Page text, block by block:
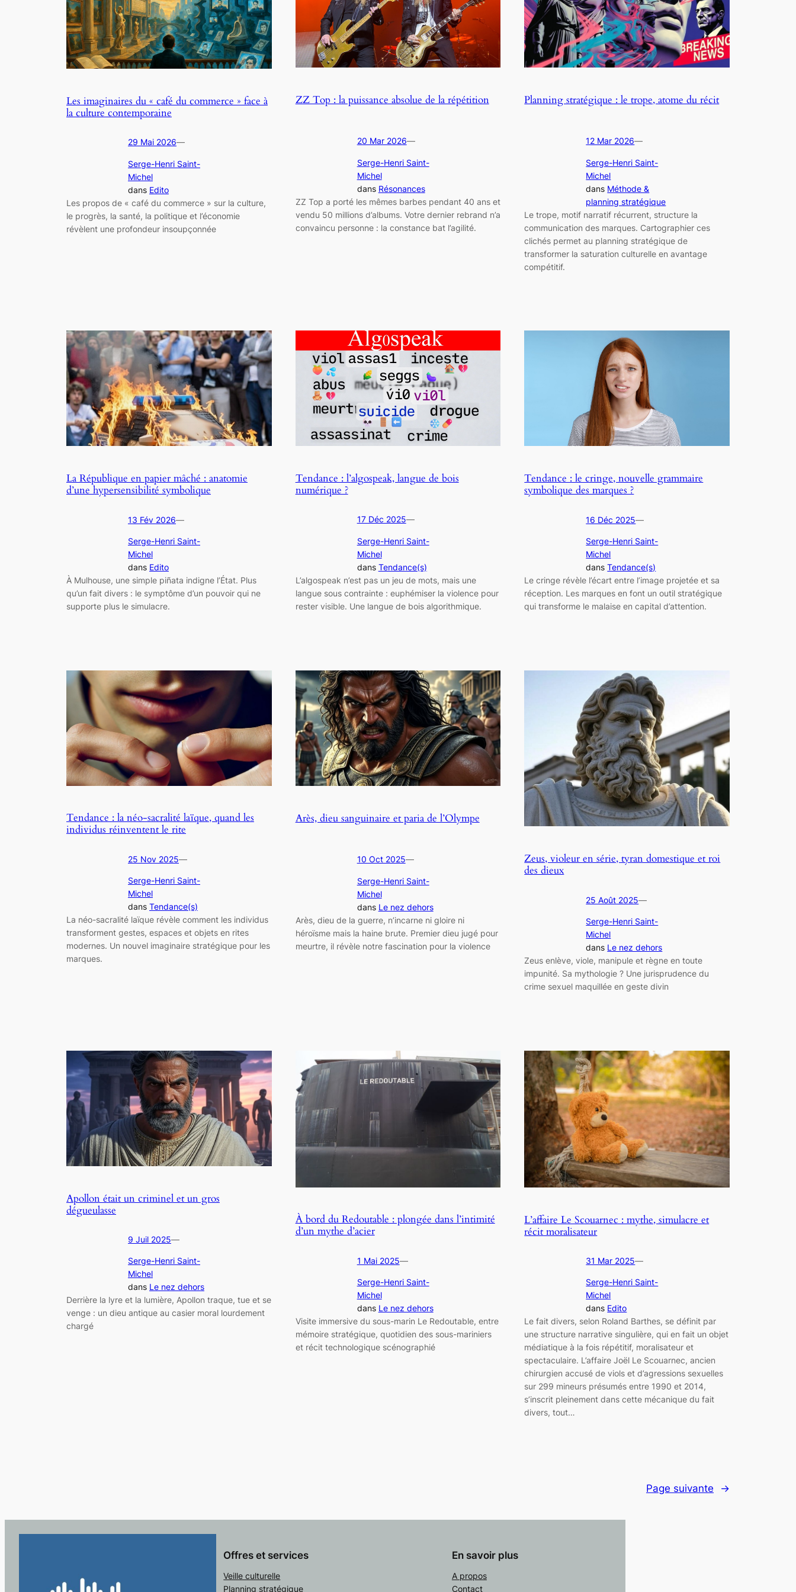
Les imaginaires du « café du commerce » face à
la culture contemporaine
29 Mai 2026—
Serge-Henri Saint-
Michel
dans Edito
Les propos de « café du commerce » sur la culture,
le progrès, la santé, la politique et l’économie
révèlent une profondeur insoupçonnée
ZZ Top : la puissance absolue de la répétition
20 Mar 2026—
Serge-Henri Saint-
Michel
dans Résonances
ZZ Top a porté les mêmes barbes pendant 40 ans et
vendu 50 millions d’albums. Votre dernier rebrand n’a
convaincu personne : la constance bat l’agilité.
Planning stratégique : le trope, atome du récit
12 Mar 2026—
Serge-Henri Saint-
Michel
dans Méthode &
planning stratégique
Le trope, motif narratif récurrent, structure la
communication des marques. Cartographier ces
clichés permet au planning stratégique de
transformer la saturation culturelle en avantage
compétitif.
La République en papier mâché : anatomie
d’une hypersensibilité symbolique
13 Fév 2026—
Serge-Henri Saint-
Michel
dans Edito
À Mulhouse, une simple piñata indigne l’État. Plus
qu’un fait divers : le symptôme d’un pouvoir qui ne
supporte plus le simulacre.
Tendance : l’algospeak, langue de bois
numérique ?
17 Déc 2025—
Serge-Henri Saint-
Michel
dans Tendance(s)
L’algospeak n’est pas un jeu de mots, mais une
langue sous contrainte : euphémiser la violence pour
rester visible. Une langue de bois algorithmique.
Tendance : le cringe, nouvelle grammaire
symbolique des marques ?
16 Déc 2025—
Serge-Henri Saint-
Michel
dansTendance(s)
Le cringe révèle l’écart entre l’image projetée et sa
réception. Les marques en font un outil stratégique
qui transforme le malaise en capital d’attention.
Tendance : la néo-sacralité laïque, quand les
individus réinventent le rite
25 Nov 2025—
Serge-Henri Saint-
Michel
dans Tendance(s)
La néo-sacralité laïque révèle comment les individus
transforment gestes, espaces et objets en rites
modernes. Un nouvel imaginaire stratégique pour les
marques.
Arès, dieu sanguinaire et paria de l’Olympe
10 Oct 2025—
Serge-Henri Saint-
Michel
dans Le nez dehors
Arès, dieu de la guerre, n’incarne ni gloire ni
héroïsme mais la haine brute. Premier dieu jugé pour
meurtre, il révèle notre fascination pour la violence
Zeus, violeur en série, tyran domestique et roi
des dieux
25 Août 2025—
Serge-Henri Saint-
Michel
dans Le nez dehors
Zeus enlève, viole, manipule et règne en toute
impunité. Sa mythologie ? Une jurisprudence du
crime sexuel maquillée en geste divin
Apollon était un criminel et un gros
dégueulasse
9 Juil 2025—
Serge-Henri Saint-
Michel
dans Le nez dehors
Derrière la lyre et la lumière, Apollon traque, tue et se
venge : un dieu antique au casier moral lourdement
chargé
À bord du Redoutable : plongée dans l’intimité
d’un mythe d’acier
1 Mai 2025—
Serge-Henri Saint-
Michel
dans Le nez dehors
Visite immersive du sous-marin Le Redoutable, entre
mémoire stratégique, quotidien des sous-mariniers
et récit technologique scénographié
L’affaire Le Scouarnec : mythe, simulacre et
récit moralisateur
31 Mar 2025—
Serge-Henri Saint-
Michel
dans Edito
Le fait divers, selon Roland Barthes, se définit par
une structure narrative singulière, qui en fait un objet
médiatique à la fois répétitif, moralisateur et
spectaculaire. L’affaire Joël Le Scouarnec, ancien
chirurgien accusé de viols et d’agressions sexuelles
sur 299 mineurs présumés entre 1990 et 2014,
s’inscrit pleinement dans cette mécanique du fait
divers, tout…
Page suivante →
Offres et services
Veille culturelle
Planning stratégique
En savoir plus
A propos
Contact